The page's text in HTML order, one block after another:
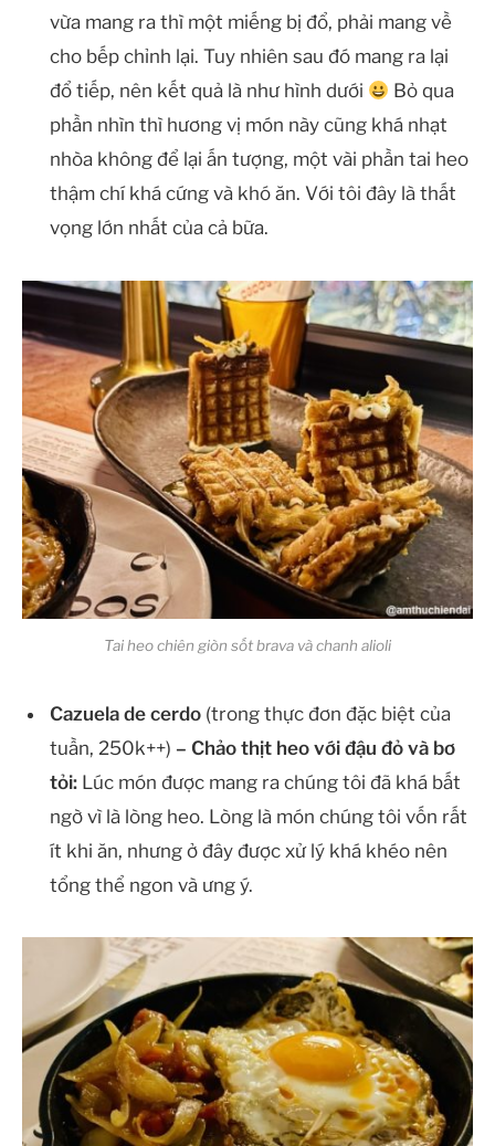
vừa mang ra thì một miếng bị đổ, phải mang về
cho bếp chỉnh lại. Tuy nhiên sau đó mang ra lại
đổ tiếp, nên kết quả là như hình dưới
Bỏ qua
phần nhìn thì hương vị món này cũng khá nhạt
nhòa không để lại ấn tượng, một vài phần tai heo
thậm chí khá cứng và khó ăn. Với tôi đây là thất
vọng lớn nhất của cả bữa.
Tai heo chiên giòn sốt brava và chanh alioli
Cazuela de cerdo (trong thực đơn đặc biệt của
tuần, 250k++) – Chảo thịt heo với đậu đỏ và bơ
tỏi: Lúc món được mang ra chúng tôi đã khá bất
ngờ vì là lòng heo. Lòng là món chúng tôi vốn rất
ít khi ăn, nhưng ở đây được xử lý khá khéo nên
tổng thể ngon và ưng ý.